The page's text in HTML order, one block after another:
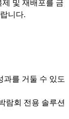
및 재배포를 금
니다.
과를 거둘 수 있도
람회 전용 솔루션